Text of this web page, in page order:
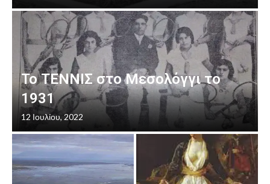
Το ΤΕΝΝΙΣ στο Μεσολόγγι το
1931
12 Ιουλίου, 2022